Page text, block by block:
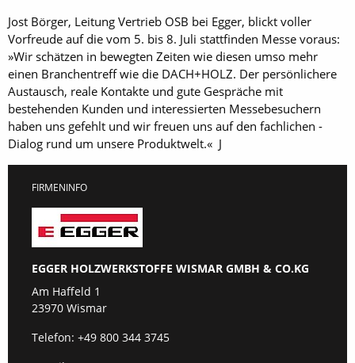
Jost Börger, Leitung Vertrieb OSB bei Egger, blickt voller
Vorfreude auf die vom 5. bis 8. Juli stattfinden Messe voraus:
»Wir schätzen in bewegten Zeiten wie diesen umso mehr
einen Branchentreff wie die DACH+HOLZ. Der persönlichere
Austausch, reale Kontakte und gute Gespräche mit
bestehenden Kunden und interessierten Messebesuchern
haben uns gefehlt und wir freuen uns auf den fachlichen ­
Dialog rund um unsere Produktwelt.« J
FIRMENINFO
EGGER HOLZWERKSTOFFE WISMAR GMBH & CO.KG
Am Haffeld 1
23970 Wismar
Telefon: +49 800 344 3745